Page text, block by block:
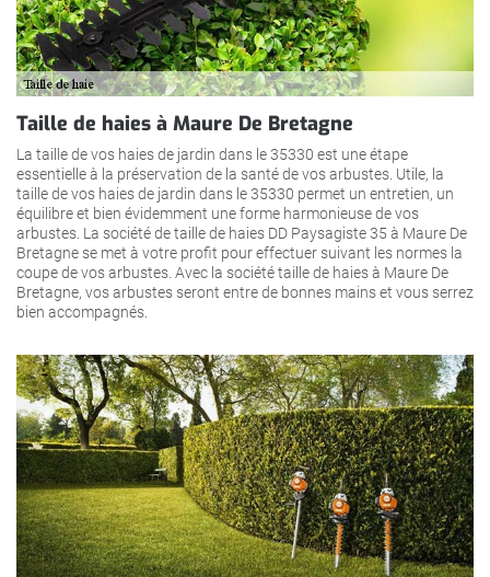
Taille de haies à Maure De Bretagne
La taille de vos haies de jardin dans le 35330 est une étape
essentielle à la préservation de la santé de vos arbustes. Utile, la
taille de vos haies de jardin dans le 35330 permet un entretien, un
équilibre et bien évidemment une forme harmonieuse de vos
arbustes. La société de taille de haies DD Paysagiste 35 à Maure De
Bretagne se met à votre profit pour effectuer suivant les normes la
coupe de vos arbustes. Avec la société taille de haies à Maure De
Bretagne, vos arbustes seront entre de bonnes mains et vous serrez
bien accompagnés.